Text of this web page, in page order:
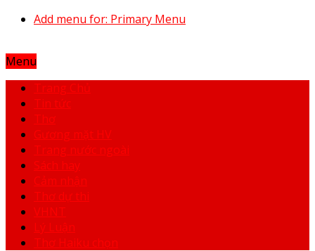
Add menu for: Primary Menu
Menu
Trang Chủ
Tin tức
Thơ
Gương mặt HV
Trang nước ngoài
Sách hay
Cảm nhận
Thơ dự thi
VHNT
Lý Luận
Thơ Haiku chọn